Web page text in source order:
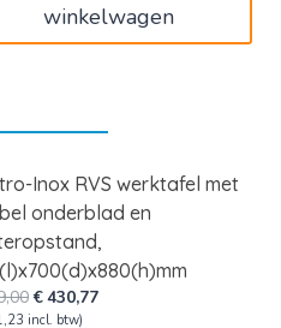
winkelwagen
Inox RVS werktafel met
onderblad en
Oorspronkelijke
prijs
€430,77Huidige
incl. btw)